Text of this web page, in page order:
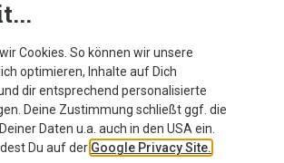
Cookies. So können wir unsere
optimieren, Inhalte auf Dich
dir entsprechend personalisierte
Deine Zustimmung schließt ggf. die
Daten u.a. auch in den USA ein.
Du auf der Google Privacy Site.